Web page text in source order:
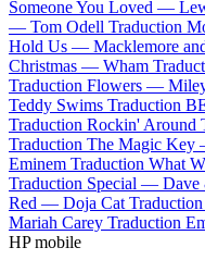
Someone You Loved —
— Tom Odell Traduction
Hold Us — Macklemore
Christmas — Wham
Traduction Flowers —
Teddy Swims Traduction
Traduction Rockin' Around
Traduction The Magic
Eminem Traduction What
Traduction Special — Dave
Red — Doja Cat
Mariah Carey Traduction
HP mobile